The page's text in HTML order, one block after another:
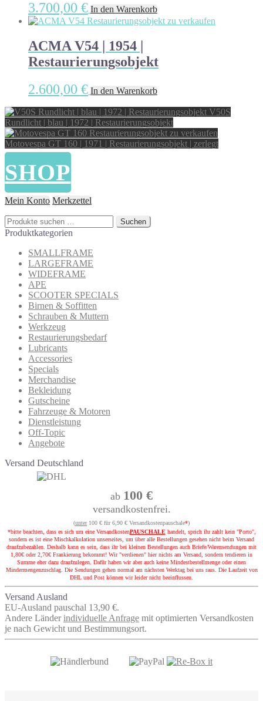
3.700,00 € In den Warenkorb
ACMA V54 | 1954 |
Restaurierungsobjekt
2.600,00 € In den Warenkorb
V50S
Rundlicht | blau | 1972 | Restaurierungsobjekt
Motovespa GT 160 | 1971 | Restaurierungsobjekt | zerlegt
SHOP
Mein Konto Merkzettel
Suchen
nach:
Suchen
Produktkategorien
SMALLFRAME
LARGEFRAME
WIDEFRAME
APE
SCOOTER SPECIALS
Birnen & Soffitten
Schrauben & Muttern
Werkzeug
Restaurierungsbedarf
Lubricants
Accessories
Specials
Merchandise
Bekleidung
Gutscheine
Fahrzeuge & Motoren
Dienstleistung
Off-Topic
Angebote
Versand Deutschland
ab 100 €
versandkostenfrei.
(unter100 € für 6,90 € Versandkostenpauschale*)
*bitte beachten, dass es sich um eine VersandkostenPAUSCHALEhandelt, sprich ihr zahlt kein "Porto",
sondern es ist eine Mischkalkulation unserseites, um über alle Bestellungen gesehen nicht beim Versand
draufzubezahlen. Deshalb kann es sein, dass ihr bei kleinen Bestellungen auch Briefe/Warensendungen mit
1,80€ oder 2,70€ Frankierung bekommt! Wir "verdienen" hier nichts am Versand, sondern tendieren in
Summe eher dazu draufzulegen. Dafür haben wir aber auch keine Mindestbestellmenge oder einen
Mindermengenzuschlag. Die Sendungen gehen normal am nächsten Werktag bei uns raus. Die Laufzeit von
DHL und Post können wir leider nicht beeinflussen.
Versand Ausland
EU-Ausland pauschal 13,90 €.
Andere Länder individuelle Anfrage mit optimierten Versandkosten
je nach Gewicht und Bestimmungsort.